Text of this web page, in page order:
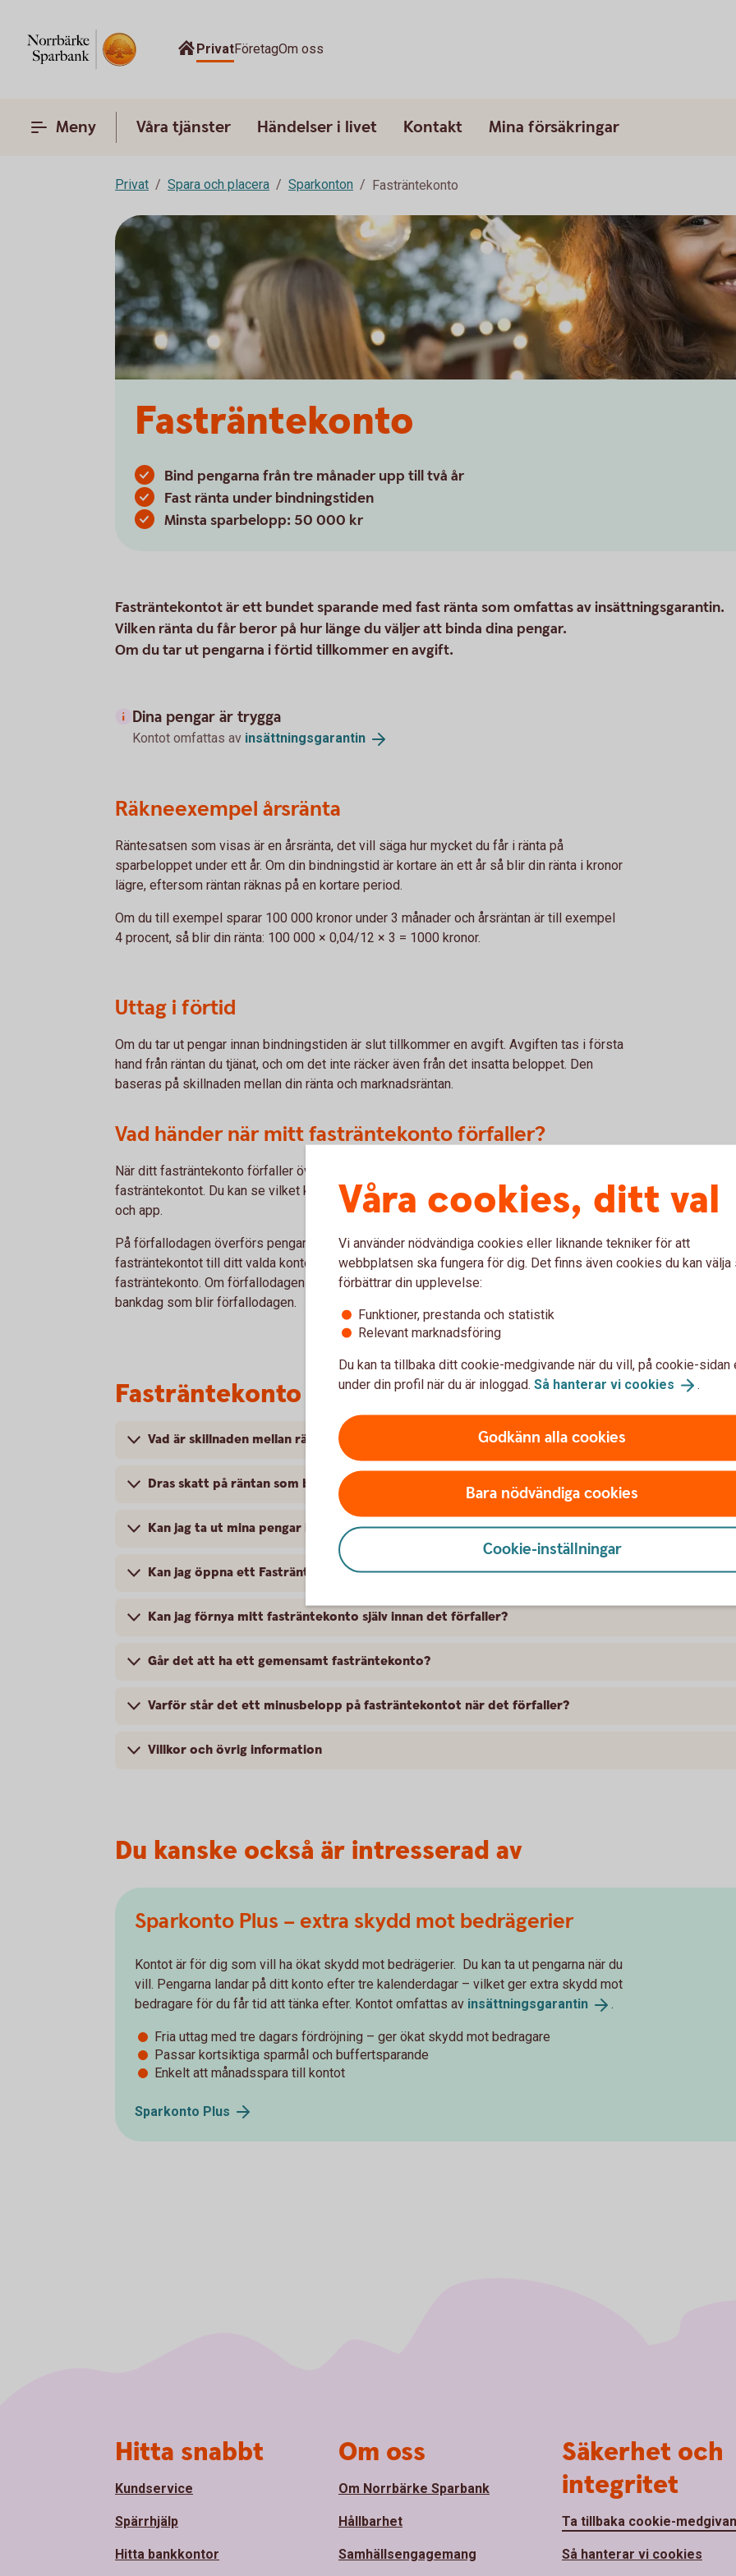
PrivatFöretagOm oss
Meny Våra tjänster Händelser i livet Kontakt Mina försäkringar
Privat Spara och placera Sparkonton Fasträntekonto
Fasträntekonto
Bind pengarna från tre månader upp till två år
Fast ränta under bindningstiden
Minsta sparbelopp: 50 000 kr
Fasträntekontot är ett bundet sparande med fast ränta som omfattas av insättningsgarantin.
Vilken ränta du får beror på hur länge du väljer att binda dina pengar.
Om du tar ut pengarna i förtid tillkommer en avgift.
Dina pengar är trygga
Kontot omfattas av insättningsgarantin
Räkneexempel årsränta
Räntesatsen som visas är en årsränta, det vill säga hur mycket du får i ränta på
sparbeloppet under ett år. Om din bindningstid är kortare än ett år så blir din ränta i kronor
lägre, eftersom räntan räknas på en kortare period.
Om du till exempel sparar 100 000 kronor under 3 månader och årsräntan är till exempel
4 procent, så blir din ränta: 100 000 × 0,04/12 × 3 = 1000 kronor.
Uttag i förtid
Om du tar ut pengar innan bindningstiden är slut tillkommer en avgift. Avgiften tas i första
hand från räntan du tjänat, och om det inte räcker även från det insatta beloppet. Den
baseras på skillnaden mellan din ränta och marknadsräntan.
Vad händer när mitt fasträntekonto förfaller?
När ditt fasträntekonto förfaller överförs pengarna till det konto du valde när du startade
fasträntekontot. Du kan se vilket konto du har valt under kontodetaljer i din internetbank
och app.
På förfallodagen överförs pengarna automatiskt, tillsammans med din sparränta, från
fasträntekontot till ditt valda konto. Detta sker om du inte valt att förnya ditt
fasträntekonto. Om förfallodagen inträffar på en helgdag, blir det i stället nästkommande
bankdag som blir förfallodagen.
Fasträntekonto – mer information
Vad är skillnaden mellan ränta och effektiv ränta?
Dras skatt på räntan som betalas ut för Fasträntekontot?
Kan jag ta ut mina pengar i förtid?
Kan jag öppna ett Fasträntekonto till mitt företag?
Kan jag förnya mitt fasträntekonto själv innan det förfaller?
Går det att ha ett gemensamt fasträntekonto?
Varför står det ett minusbelopp på fasträntekontot när det förfaller?
Villkor och övrig information
Du kanske också är intresserad av
Sparkonto Plus – extra skydd mot bedrägerier
Kontot är för dig som vill ha ökat skydd mot bedrägerier. Du kan ta ut pengarna när du
vill. Pengarna landar på ditt konto efter tre kalenderdagar – vilket ger extra skydd mot
bedragare för du får tid att tänka efter. Kontot omfattas av insättningsgarantin .
Fria uttag med tre dagars fördröjning – ger ökat skydd mot bedragare
Passar kortsiktiga sparmål och buffertsparande
Enkelt att månadsspara till kontot
Sparkonto Plus
Våra cookies, ditt val
Vi använder nödvändiga cookies eller liknande tekniker för att
webbplatsen ska fungera för dig. Det finns även cookies du kan välja
förbättrar din upplevelse:
Funktioner, prestanda och statistik
Relevant marknadsföring
Du kan ta tillbaka ditt cookie-medgivande när du vill, på cookie-sidan
under din profil när du är inloggad. Så hanterar vi cookies .
Godkänn alla cookies
Bara nödvändiga cookies
Cookie-inställningar
Hitta snabbt
Kundservice
Spärrhjälp
Hitta bankkontor
Om oss
Om Norrbärke Sparbank
Hållbarhet
Samhällsengagemang
Säkerhet och
integritet
Ta tillbaka cookie-
Så hanterar vi cookies